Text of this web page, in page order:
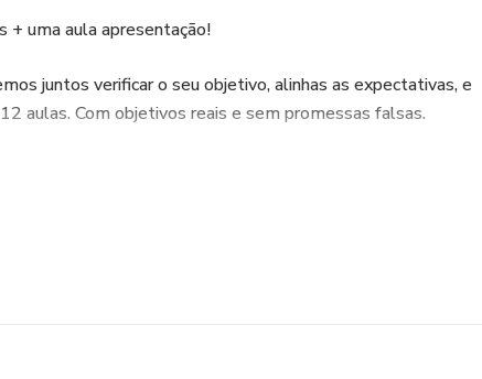
+ uma aula apresentação!
juntos verificar o seu objetivo, alinhas as expectativas, e
aulas. Com objetivos reais e sem promessas falsas.
em um prazo de até no máximo 2 meses.